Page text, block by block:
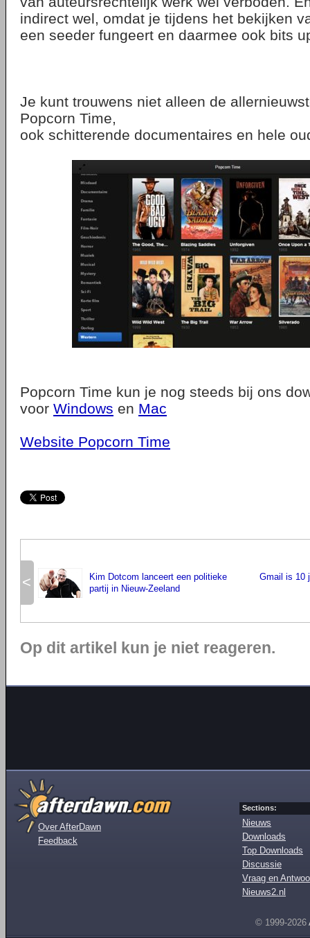
indirect wel, omdat je tijdens het bekijken
een seeder fungeert en daarmee ook bits
Je kunt trouwens niet alleen de
Popcorn Time,
ook schitterende documentaires en hele
Popcorn Time kun je nog steeds bij ons
voor Windows en Mac
Website Popcorn Time
<
Kim Dotcom lanceert een politieke
partij in Nieuw-Zeeland
Gmail is 10
Op dit artikel kun je niet reageren.
Over AfterDawn
Feedback
Sections:
Nieuws
Downloads
Top Downloads
Discussie
Vraag en
Nieuws2.nl
© 1999-2026